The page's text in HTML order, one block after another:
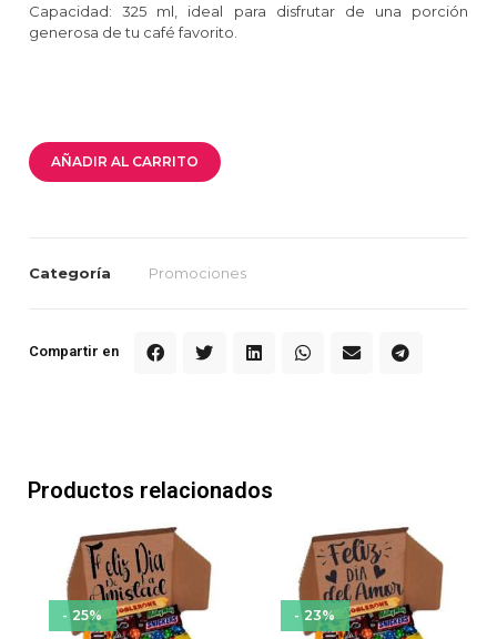
Capacidad: 325 ml, ideal para disfrutar de una porción
generosa de tu café favorito.
AÑADIR AL CARRITO
Categoría Promociones
Compartir en
Productos relacionados
- 25% - 23%